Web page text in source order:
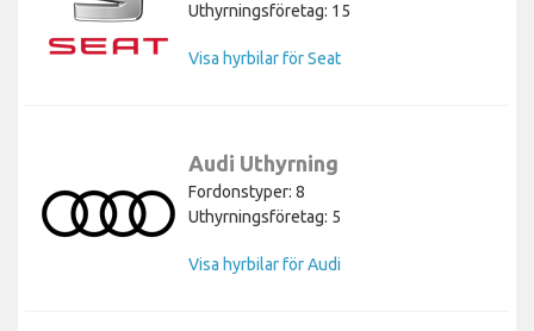
Uthyrningsföretag: 15
Visa hyrbilar för Seat
Audi Uthyrning
Fordonstyper: 8
Uthyrningsföretag: 5
Visa hyrbilar för Audi